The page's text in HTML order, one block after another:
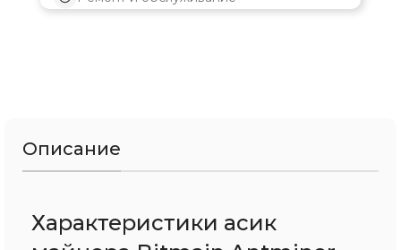
Описание
Характеристики асик